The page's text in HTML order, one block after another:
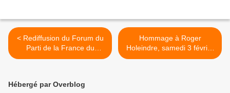
< Rediffusion du Forum du
Parti de la France du
05/01/24
Hommage à Roger
Holeindre, samedi 3 février
>
Hébergé par Overblog